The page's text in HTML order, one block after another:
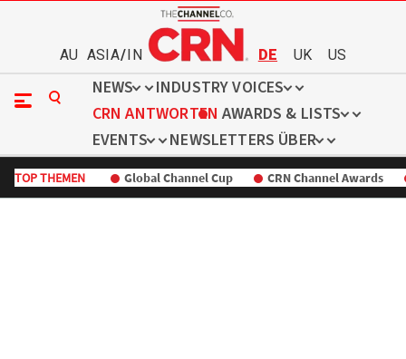
AU ASIA/IN DE UK US
NEWS
INDUSTRY VOICES
CRN ANTWORTEN AWARDS & LISTS
EVENTS
NEWSLETTERS ÜBER
TOP THEMEN Global Channel Cup CRN Channel Awards